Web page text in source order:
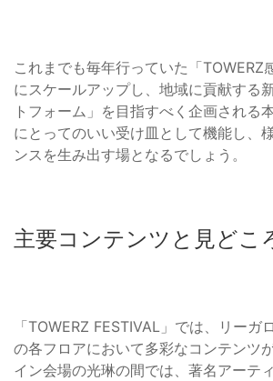
これまでも毎年行っていた「TOWERZ
にスケールアップし、地域に貢献する
トフォーム」を目指すべく企画される
にとってのいい受け皿として機能し、
ンスを生み出す場となるでしょう。
主要コンテンツと見どこ
「TOWERZ FESTIVAL」では、リーガ
の各フロアにおいて多彩なコンテンツ
イン会場の光琳の間では、著名アーテ